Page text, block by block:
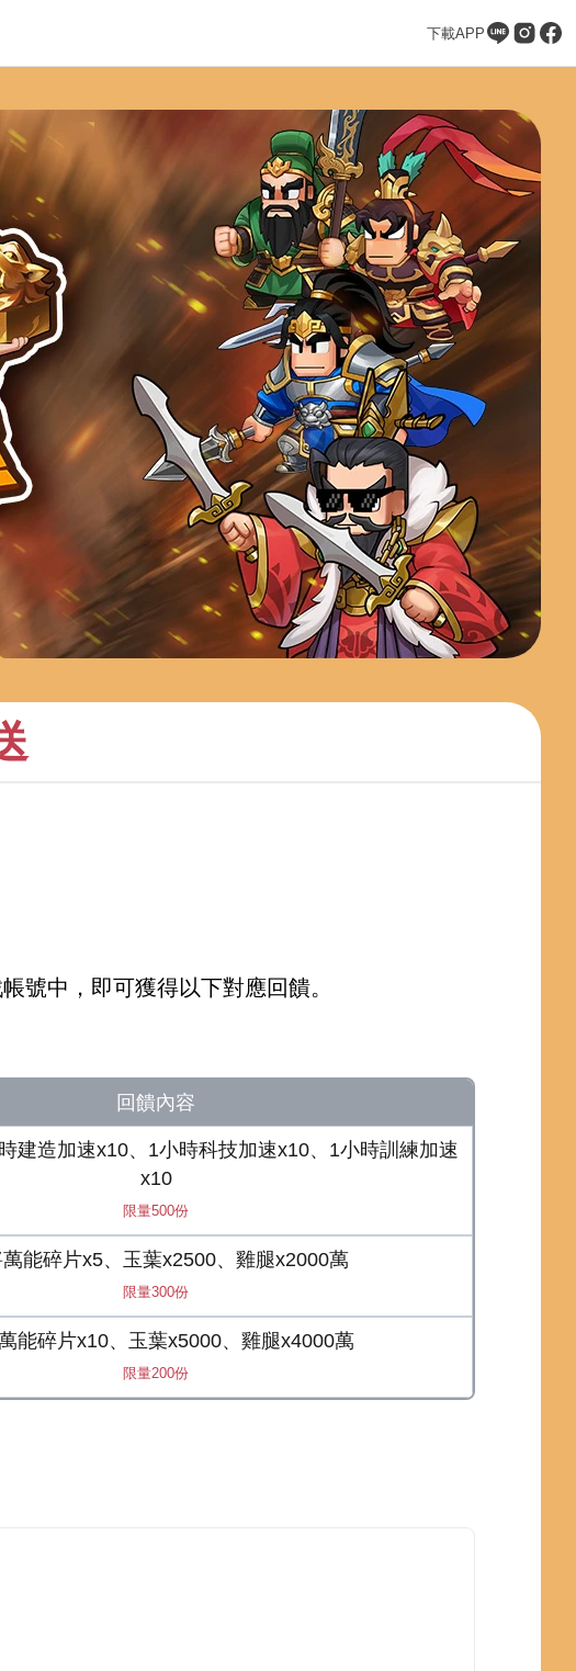
下載APP
帳號中，即可獲得以下對應回饋。
回饋內容
建造加速x10、1小時科技加速x10、1小時訓練加速
x10
限量500份
能碎片x5、玉葉x2500、雞腿x2000萬
限量300份
能碎片x10、玉葉x5000、雞腿x4000萬
限量200份